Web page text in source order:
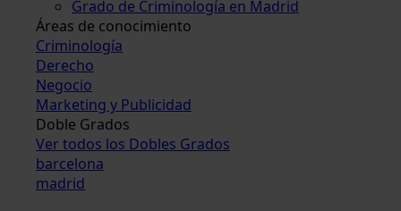
Grado de Criminología en Madrid
Áreas de conocimiento
Criminología
Derecho
Negocio
Marketing y Publicidad
Doble Grados
Ver todos los Dobles Grados
barcelona
madrid